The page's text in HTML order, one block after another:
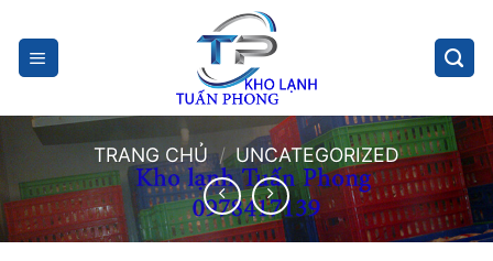
content
TRANG CHỦ / UNCATEGORIZED